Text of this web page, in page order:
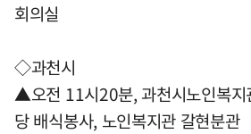
회의실
◇과천시
▲오전 11시20분, 과천시노인복지
당 배식봉사, 노인복지관 갈현분관